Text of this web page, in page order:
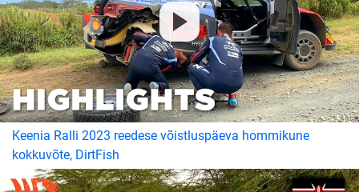
Keenia Ralli 2023 reedese võistluspäeva hommikune
kokkuvõte, DirtFish